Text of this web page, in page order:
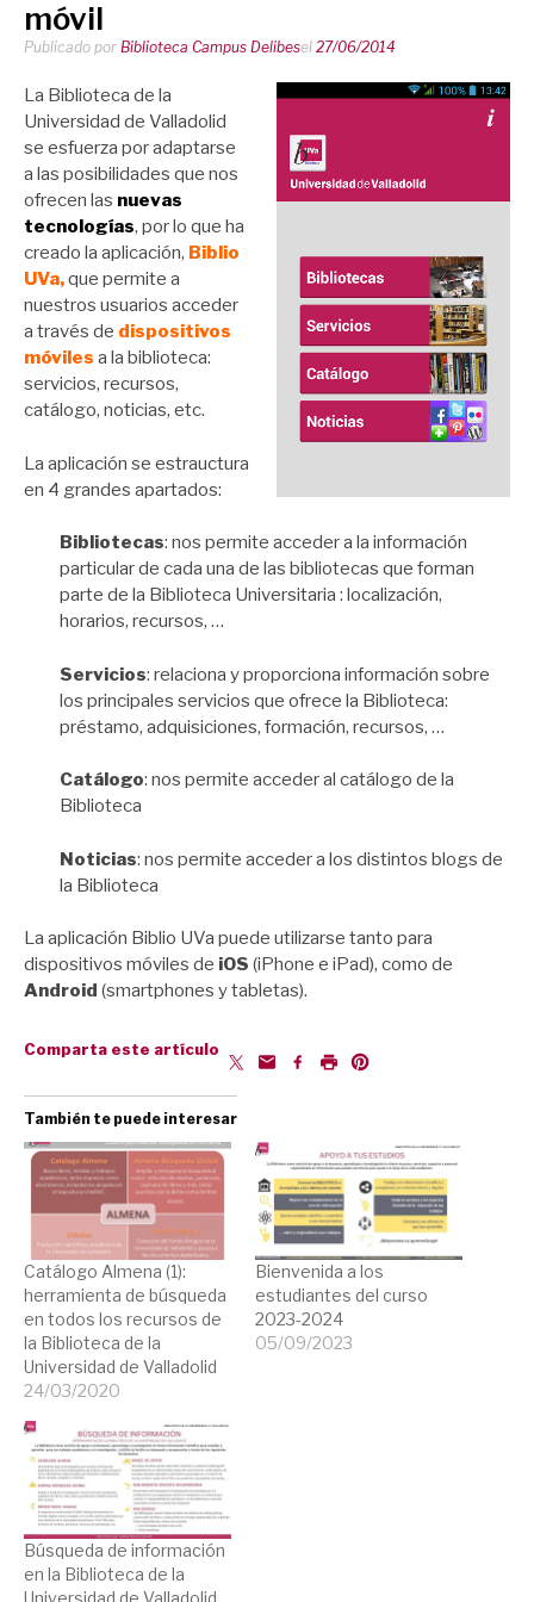
móvil
Publicado por Biblioteca Campus Delibesel 27/06/2014
La Biblioteca de la
Universidad de Valladolid
se esfuerza por adaptarse
a las posibilidades que nos
ofrecen las nuevas
tecnologías, por lo que ha
creado la aplicación, Biblio
UVa,que permite a
nuestros usuarios acceder
a través de dispositivos
móviles a la biblioteca:
servicios, recursos,
catálogo, noticias, etc.
La aplicación se estrauctura
en 4 grandes apartados:
Bibliotecas: nos permite acceder a la información
particular de cada una de las bibliotecas que forman
parte de la Biblioteca Universitaria : localización,
horarios, recursos, …
Servicios: relaciona y proporciona información sobre
los principales servicios que ofrece la Biblioteca:
préstamo, adquisiciones, formación, recursos, …
Catálogo: nos permite acceder al catálogo de la
Biblioteca
Noticias: nos permite acceder a los distintos blogs de
la Biblioteca
La aplicación Biblio UVa puede utilizarse tanto para
dispositivos móviles de iOS (iPhone e iPad), como de
Android (smartphones y tabletas).
Comparta este artículo
También te puede interesar
Catálogo Almena (1):
herramienta de búsqueda
en todos los recursos de
la Biblioteca de la
Universidad de Valladolid
24/03/2020
Bienvenida a los
estudiantes del curso
2023-2024
05/09/2023
Búsqueda de información
en la Biblioteca de la